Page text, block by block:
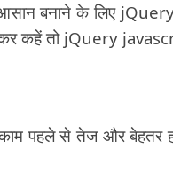
बनाने के लिए
कहें तो jQuery
पहले से तेज और बेहतर